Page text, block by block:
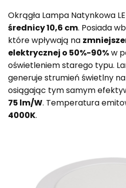
Okrągła Lampa Natynkowa
średnicy 10,6 cm. Posiada
które wpływają na
elektrycznej o 50%-90%w
oświetleniem starego typu.
generuje strumień świetlny
osiągając tym samym
75 lm/W. Temperatura
4000K.